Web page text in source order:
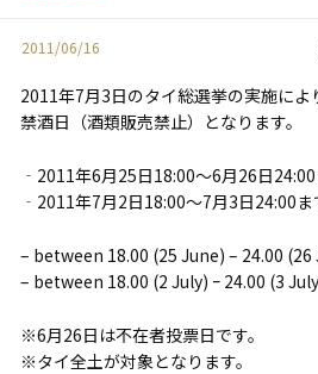
2011/06/16
2011年7月3日のタイ総選挙の実施に
禁酒日（酒類販売禁止）となります。
‐2011年6月25日18:00～6月26日
‐2011年7月2日18:00～7月3日24:00ま
– between 18.00 (25 June) – 24.00 (26
– between 18.00 (2 July) ｰ 24.00 (3
※6月26日は不在者投票日です。
※タイ全土が対象となります。